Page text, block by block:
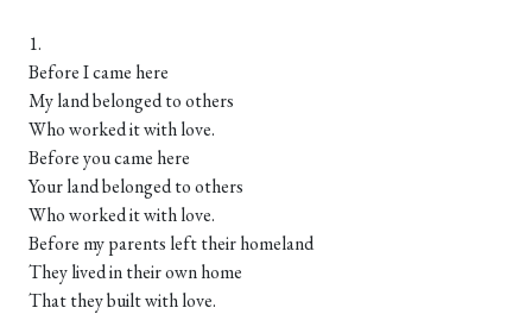
1.
Before I came here
My land belonged to others
Who worked it with love.
Before you came here
Your land belonged to others
Who worked it with love.
Before my parents left their homeland
They lived in their own home
That they built with love.